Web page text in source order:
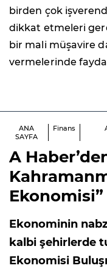
birden çok
dikkat etmeleri
bir mali müşavire
vermelerinde
ANA
SAYFA
Finans
A
Ekonominin
kalbi şehirlerde
Ekonomisi